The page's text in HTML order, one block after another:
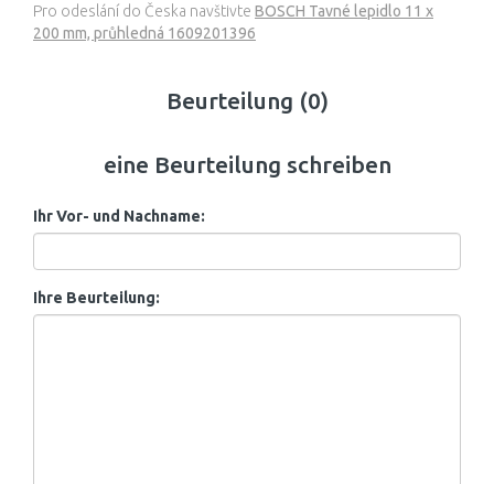
Pro odeslání do Česka navštivte BOSCH Tavné lepidlo 11 x
200 mm, průhledná 1609201396
Beurteilung (0)
eine Beurteilung schreiben
Ihr Vor- und Nachname:
Ihre Beurteilung: